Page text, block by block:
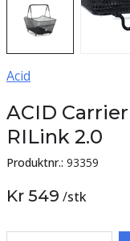
Acid
ACID
RILink 2.0
Produktnr.: 93359
Kr 549 /stk